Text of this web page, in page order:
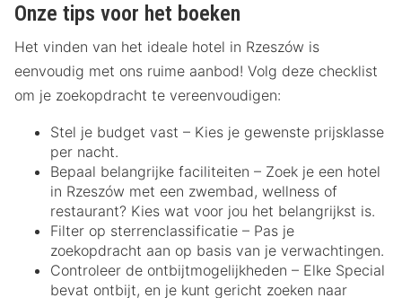
Onze tips voor het boeken
Het vinden van het ideale hotel in Rzeszów is
eenvoudig met ons ruime aanbod! Volg deze checklist
om je zoekopdracht te vereenvoudigen:
Stel je budget vast – Kies je gewenste prijsklasse
per nacht.
Bepaal belangrijke faciliteiten – Zoek je een hotel
in Rzeszów met een zwembad, wellness of
restaurant? Kies wat voor jou het belangrijkst is.
Filter op sterrenclassificatie – Pas je
zoekopdracht aan op basis van je verwachtingen.
Controleer de ontbijtmogelijkheden – Elke Special
bevat ontbijt, en je kunt gericht zoeken naar